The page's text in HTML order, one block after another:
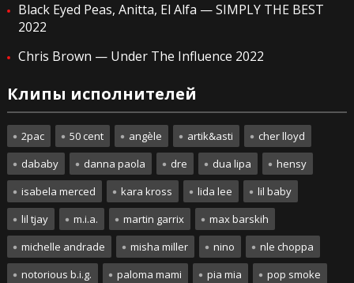
Black Eyed Peas, Anitta, El Alfa — SIMPLY THE BEST
2022
Chris Brown — Under The Influence 2022
Клипы исполнителей
2pac 50 cent angèle artik&asti
cher lloyd
dababy
danna paola dre dua lipa
hensy
isabela merced
kara kross lida lee
lil baby
lil tjay
m.i.a. martin garrix
max barskih
michelle andrade
misha miller nino
nle choppa
notorious b.i.g.
paloma mami pia mia pop smoke